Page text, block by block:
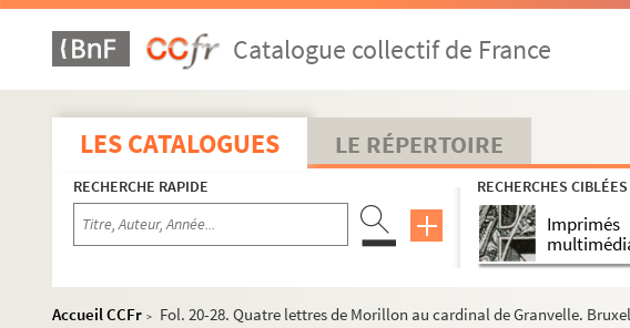
Catalogue collectif de France
LES CATALOGUES LE RÉPERTOIRE
RECHERCHE RAPIDE RECHERCHES CIBLÉES
Imprimés
Accueil CCFr >
Fol. 20-28. Quatre lettres de Morillon au cardinal de Granvelle.